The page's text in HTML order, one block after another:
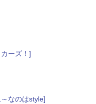
ーズ！]
なのはstyle]